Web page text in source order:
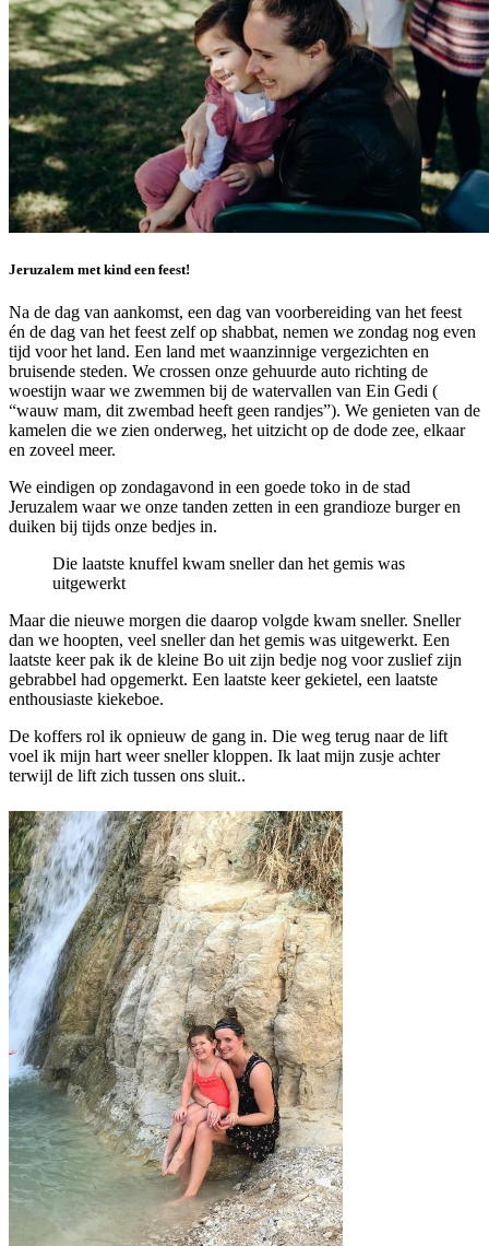
Jeruzalem met kind een feest!
Na de dag van aankomst, een dag van voorbereiding van het feest
én de dag van het feest zelf op shabbat, nemen we zondag nog even
tijd voor het land. Een land met waanzinnige vergezichten en
bruisende steden. We crossen onze gehuurde auto richting de
woestijn waar we zwemmen bij de watervallen van Ein Gedi (
“wauw mam, dit zwembad heeft geen randjes”). We genieten van de
kamelen die we zien onderweg, het uitzicht op de dode zee, elkaar
en zoveel meer.
We eindigen op zondagavond in een goede toko in de stad
Jeruzalem waar we onze tanden zetten in een grandioze burger en
duiken bij tijds onze bedjes in.
Die laatste knuffel kwam sneller dan het gemis was
uitgewerkt
Maar die nieuwe morgen die daarop volgde kwam sneller. Sneller
dan we hoopten, veel sneller dan het gemis was uitgewerkt. Een
laatste keer pak ik de kleine Bo uit zijn bedje nog voor zuslief zijn
gebrabbel had opgemerkt. Een laatste keer gekietel, een laatste
enthousiaste kiekeboe.
De koffers rol ik opnieuw de gang in. Die weg terug naar de lift
voel ik mijn hart weer sneller kloppen. Ik laat mijn zusje achter
terwijl de lift zich tussen ons sluit..